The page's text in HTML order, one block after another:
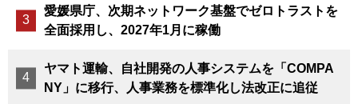
愛媛県庁、次期ネットワーク基盤でゼロトラストを
全面採用し、2027年1月に稼働
ヤマト運輸、自社開発の人事システムを「COMPA
NY」に移行、人事業務を標準化し法改正に追従